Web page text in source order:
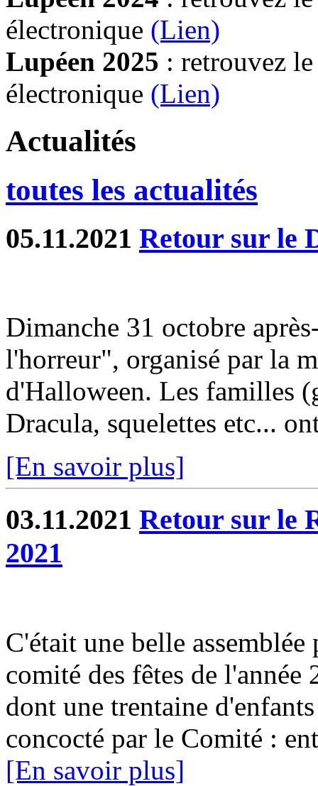
électronique (Lien)
Lupéen 2025 : retrouvez
électronique (Lien)
Actualités
toutes les actualités
05.11.2021 Retour sur le
Dimanche 31 octobre
l'horreur", organisé par la
d'Halloween. Les familles
Dracula, squelettes etc...
[En savoir plus]
03.11.2021 Retour sur le
2021
C'était une belle
comité des fêtes de l'année
dont une trentaine
concocté par le Comité :
[En savoir plus]